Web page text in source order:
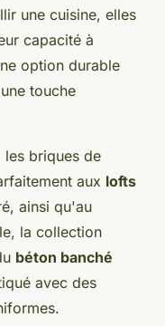
une cuisine, elles
capacité à
option durable
touche
les briques de
aux lofts
ainsi qu'au
la collection
béton banché
avec des